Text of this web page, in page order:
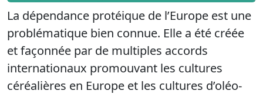
La dépendance protéique de l’Europe est une
problématique bien connue. Elle a été créée
et façonnée par de multiples accords
internationaux promouvant les cultures
céréalières en Europe et les cultures d’oléo-